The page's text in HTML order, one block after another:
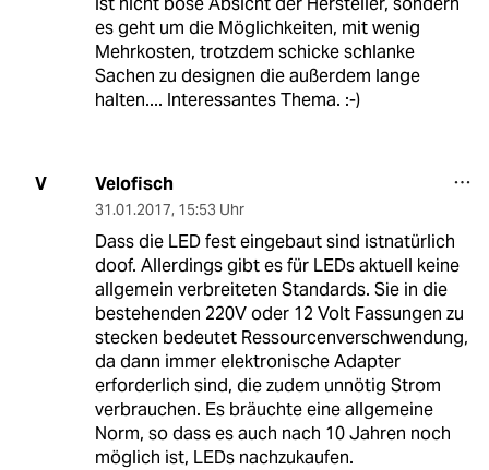
es geht um die Möglichkeiten, mit wenig
Mehrkosten, trotzdem schicke schlanke
Sachen zu designen die außerdem lange
halten.... Interessantes Thema. :-)
V Velofisch
31.01.2017, 15:53 Uhr
Dass die LED fest eingebaut sind istnatürlich
doof. Allerdings gibt es für LEDs aktuell keine
allgemein verbreiteten Standards. Sie in die
bestehenden 220V oder 12 Volt Fassungen zu
stecken bedeutet Ressourcenverschwendung,
da dann immer elektronische Adapter
erforderlich sind, die zudem unnötig Strom
verbrauchen. Es bräuchte eine allgemeine
Norm, so dass es auch nach 10 Jahren noch
möglich ist, LEDs nachzukaufen.